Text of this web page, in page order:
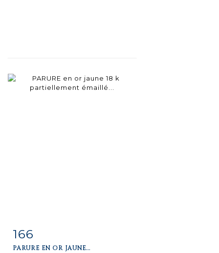
166
PARURE EN OR JAUNE...